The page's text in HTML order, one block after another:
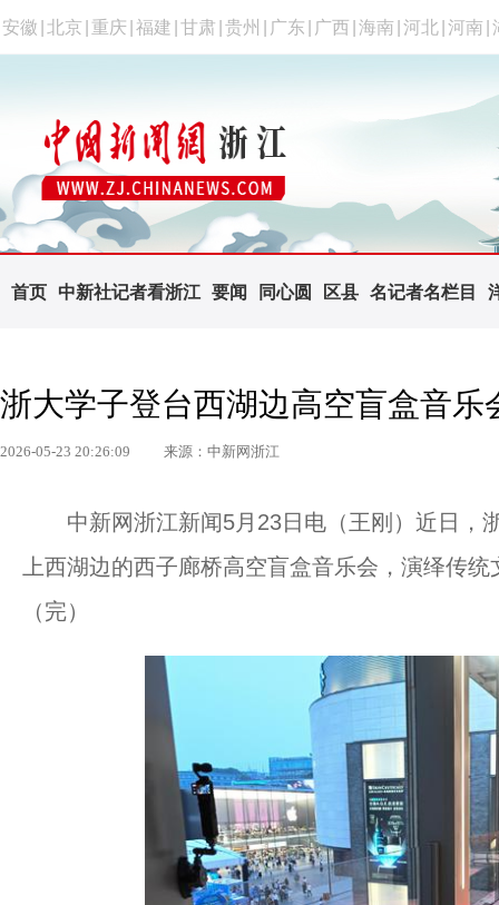
安徽 北京 重庆 福建 甘肃 贵州 广东 广西 海南 河北 河南
首页 中新社记者看浙江 要闻 同心圆 区县 名记者名栏目
浙大学子登台西湖边高空盲盒音乐
2026-05-23 20:26:09 来源：中新网浙江
中新网浙江新闻5月23日电（王刚）近日，
上西湖边的西子廊桥高空盲盒音乐会，演绎传
（完）